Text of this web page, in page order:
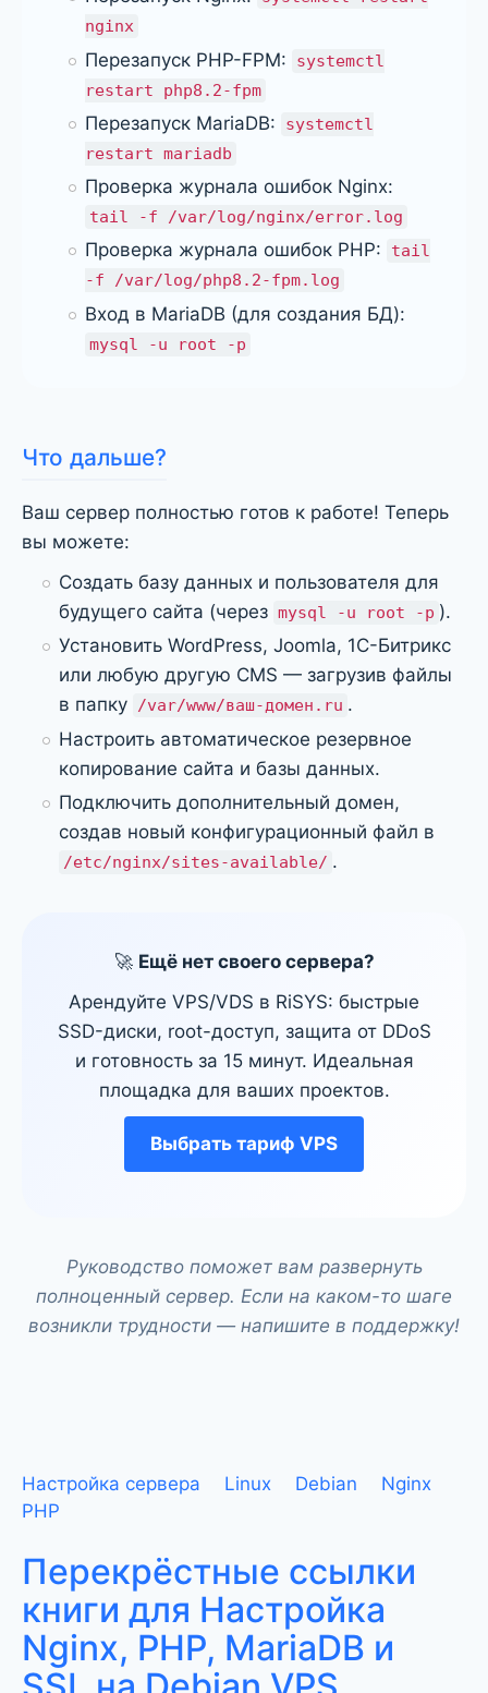
nginx
Перезапуск PHP-FPM:
systemctl
restart php8.2-fpm
Перезапуск MariaDB:
systemctl
restart mariadb
Проверка журнала ошибок Nginx:
tail -f /var/log/nginx/error.log
Проверка журнала ошибок PHP:
tail
-f /var/log/php8.2-fpm.log
Вход в MariaDB (для создания БД):
mysql -u root -p
Что дальше?
Ваш сервер полностью готов к работе! Теперь
вы можете:
Создать базу данных и пользователя для
будущего сайта (через mysql -u root -p ).
Установить WordPress, Joomla, 1С-Битрикс
или любую другую CMS — загрузив файлы
в папку /var/www/ваш-домен.ru .
Настроить автоматическое резервное
копирование сайта и базы данных.
Подключить дополнительный домен,
создав новый конфигурационный файл в
/etc/nginx/sites-available/ .
🚀 Ещё нет своего сервера?
Арендуйте VPS/VDS в RiSYS: быстрые
SSD-диски, root-доступ, защита от DDoS
и готовность за 15 минут. Идеальная
площадка для ваших проектов.
Выбрать тариф VPS
Руководство поможет вам развернуть
полноценный сервер. Если на каком-то шаге
возникли трудности — напишите в поддержку!
Настройка сервера Linux Debian
Nginx
PHP
Перекрёстные ссылки
книги для Настройка
Nginx, PHP, MariaDB и